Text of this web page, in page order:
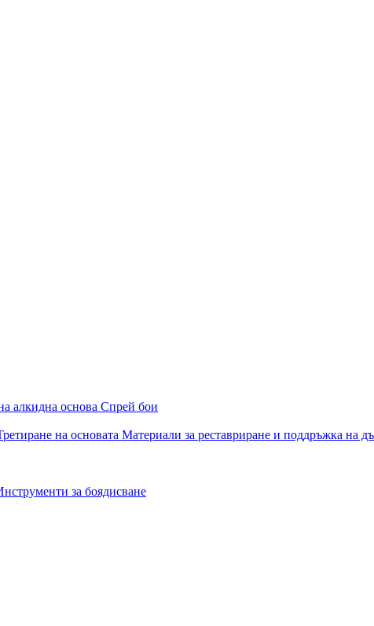
алкидна основа Спрей бои
на основата Материали за реставриране и поддръжка на
за боядисване